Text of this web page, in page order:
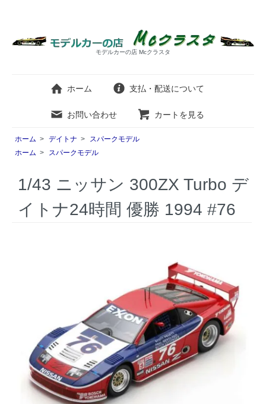
モデルカーの店 Mcクラスタ
ホーム 支払・配送について
お問い合わせ カートを見る
ホーム > デイトナ >
スパークモデル
ホーム > スパークモデル
1/43 ニッサン 300ZX Turbo デ
イトナ24時間 優勝 1994 #76